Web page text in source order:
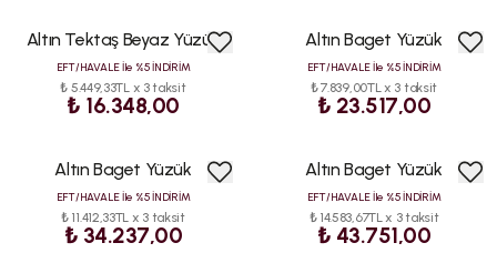
Altın Tektaş Beyaz Yüzük
EFT/HAVALE İle %5 İNDİRİM
₺ 5.449,33TL x 3 taksit
₺ 16.348,00
Altın Baget Yüzük
EFT/HAVALE İle %5 İNDİRİM
₺ 7.839,00TL x 3 taksit
₺ 23.517,00
Altın Baget Yüzük
EFT/HAVALE İle %5 İNDİRİM
₺ 11.412,33TL x 3 taksit
₺ 34.237,00
Altın Baget Yüzük
EFT/HAVALE İle %5 İNDİRİM
₺ 14.583,67TL x 3 taksit
₺ 43.751,00